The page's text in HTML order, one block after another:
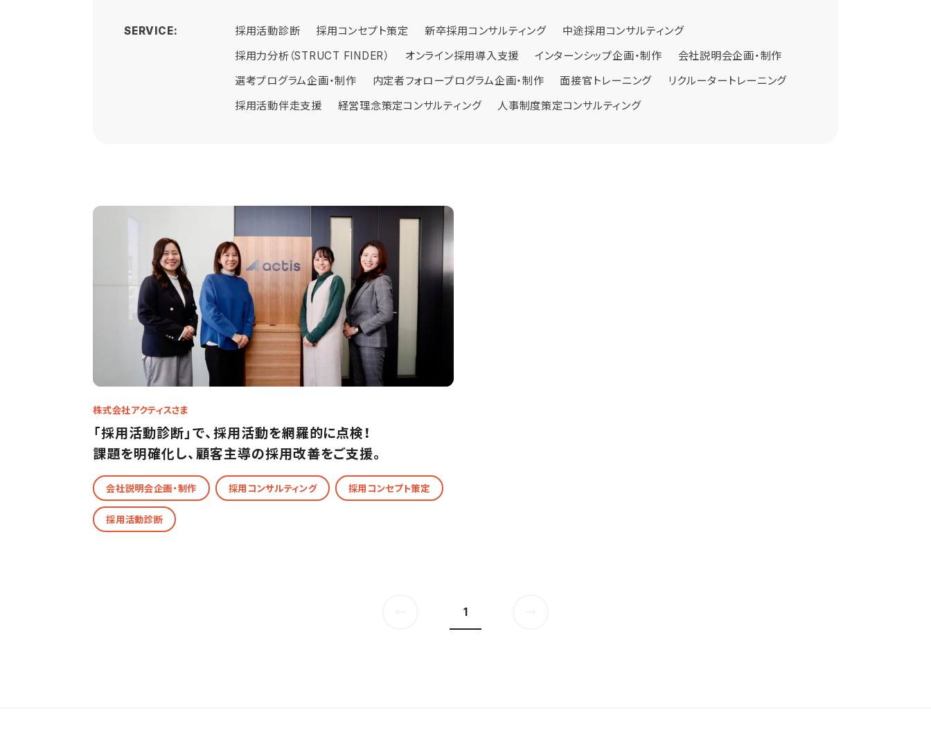
SERVICE: 採用活動診断 採用コンセプト策定 新卒採用コンサルティング
中途採用コンサルティング
採用力分析（STRUCT FINDER）
オンライン採用導入支援 インターンシップ企画・制作
会社説明会企画・制作
選考プログラム企画・制作
内定者フォロープログラム企画・制作 面接官トレーニング
リクルータートレーニング
採用活動伴走支援
経営理念策定コンサルティング 人事制度策定コンサルティング
採用WEBサイト企画・制作 採用パンフレット企画・制作 採用ムービー企画・制作
採用広告企画・制作
コーポレートサイト企画・制作
会社パンフレット企画・制作 販促ツール企画・制作
STRUCT ACADEMY STRUCT CAMP 営業力強化研修 新入社員研修 管理職研修
「採用活動診断」で、採用活動を網羅的に点検！
課題を明確化し、顧客主導の採用改善をご支援。
株式会社アクティスさま
会社説明会企画・制作 採用コンサルティング 採用コンセプト策定
採用活動診断
1